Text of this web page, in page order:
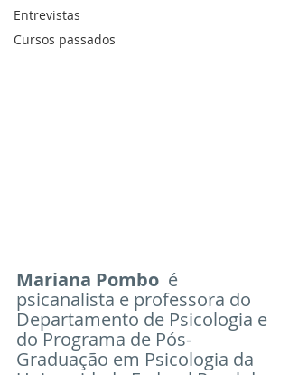
Entrevistas
Cursos passados
Mariana Pombo é
psicanalista e professora do
Departamento de Psicologia e
do Programa de Pós-
Graduação em Psicologia da